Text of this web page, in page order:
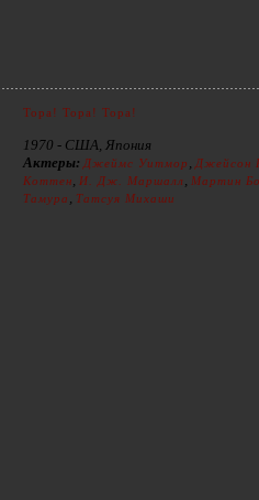
Тора! Тора! Тора!
1970 - США, Япония
Актеры: Джеймс Уитмор Джейсон
Коттен
И. Дж. Маршалл Мартин
Тамура
Татсуя Михаши